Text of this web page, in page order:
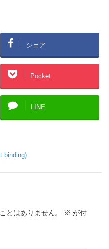
シェア
Pocket
LINE
binding)
とはありません。 ※ が付